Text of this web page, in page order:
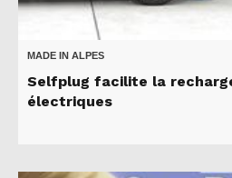
MADE IN ALPES
Selfplug facilite la
électriques